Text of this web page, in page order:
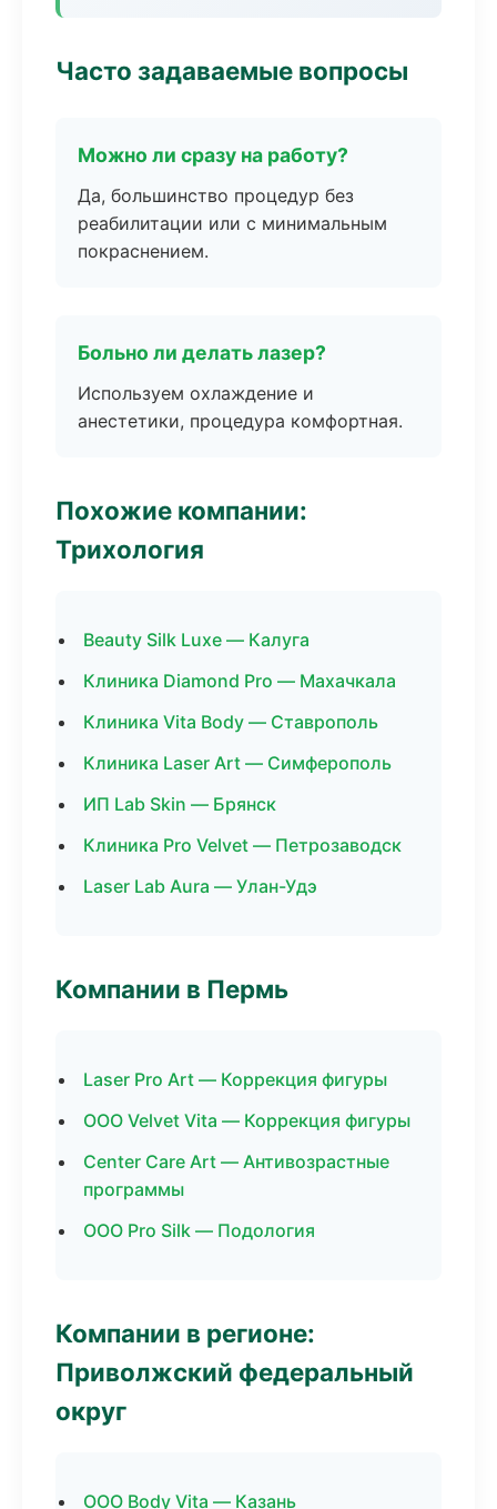
Часто задаваемые вопросы
Можно ли сразу на работу?
Да, большинство процедур без
реабилитации или с минимальным
покраснением.
Больно ли делать лазер?
Используем охлаждение и
анестетики, процедура комфортная.
Похожие компании:
Трихология
Beauty Silk Luxe — Калуга
Клиника Diamond Pro — Махачкала
Клиника Vita Body — Ставрополь
Клиника Laser Art — Симферополь
ИП Lab Skin — Брянск
Клиника Pro Velvet — Петрозаводск
Laser Lab Aura — Улан-Удэ
Компании в Пермь
Laser Pro Art — Коррекция фигуры
ООО Velvet Vita — Коррекция фигуры
Center Care Art — Антивозрастные
программы
ООО Pro Silk — Подология
Компании в регионе:
Приволжский федеральный
округ
ООО Body Vita — Казань